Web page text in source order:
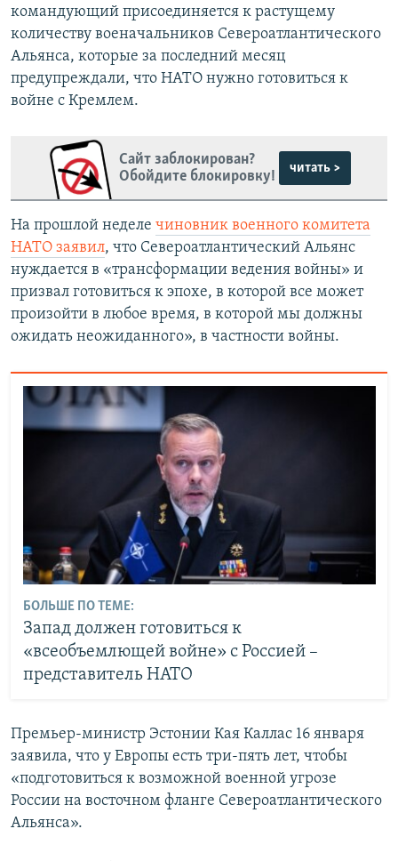
командующий присоединяется к растущему
количеству военачальников Североатлантического
Альянса, которые за последний месяц
предупреждали, что НАТО нужно готовиться к
войне с Кремлем.
Сайт заблокирован?
Обойдите блокировку!
читать >
На прошлой неделе чиновник военного комитета
НАТО заявил, что Североатлантический Альянс
нуждается в «трансформации ведения войны» и
призвал готовиться к эпохе, в которой все может
произойти в любое время, в которой мы должны
ожидать неожиданного», в частности войны.
БОЛЬШЕ ПО ТЕМЕ:
Запад должен готовиться к
«всеобъемлющей войне» с Россией –
представитель НАТО
Премьер-министр Эстонии Кая Каллас 16 января
заявила, что у Европы есть три-пять лет, чтобы
«подготовиться к возможной военной угрозе
России на восточном фланге Североатлантического
Альянса».